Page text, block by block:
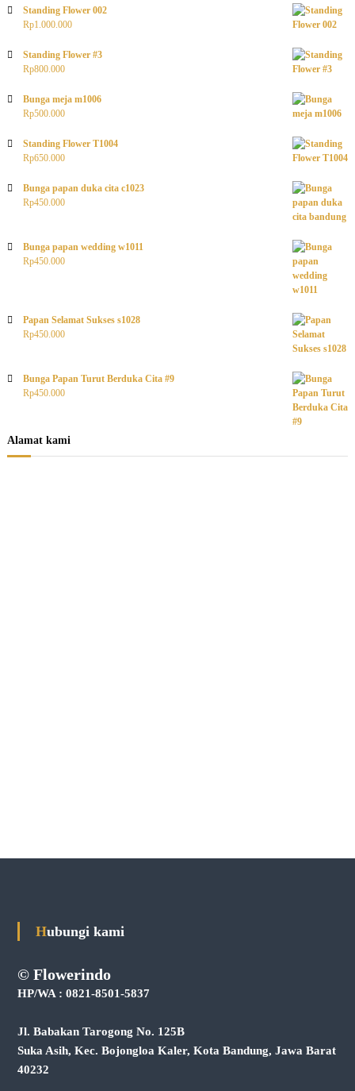
Standing Flower 002
Rp1.000.000
Standing Flower #3
Rp800.000
Bunga meja m1006
Rp500.000
Standing Flower T1004
Rp650.000
Bunga papan duka cita c1023
Rp450.000
Bunga papan wedding w1011
Rp450.000
Papan Selamat Sukses s1028
Rp450.000
Bunga Papan Turut Berduka Cita #9
Rp450.000
Alamat kami
Hubungi kami
© Flowerindo
HP/WA : 0821-8501-5837
Jl. Babakan Tarogong No. 125B
Suka Asih, Kec. Bojongloa Kaler, Kota Bandung, Jawa Barat
40232